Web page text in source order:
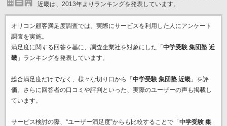
近畿は、2013年よりランキングを発表しています。
オリコン顧客満足度調査では、実際にサービスを利用した 人にアンケート
調査を実施。
満足度に関する回答を基に、調査企業社を対象にした「 中学受験 集団塾 近
畿」ランキングを発表しています。
総合満足度だけでなく、様々な切り口から「 中学受験 集団塾 近畿」を評
価。さらに回答者の口コミや評判といった、実際のユーザーの声も掲載し
ています。
サービス検討の際、“ユーザー満足度”からも比較することで「 中学受験 集